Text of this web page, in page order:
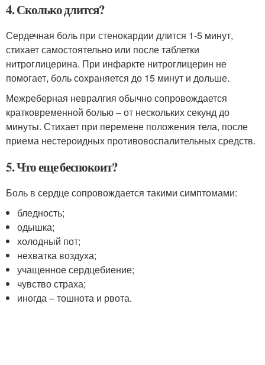
4. Сколько длится?
Сердечная боль при стенокардии длится 1-5 минут,
стихает самостоятельно или после таблетки
нитроглицерина. При инфаркте нитроглицерин не
помогает, боль сохраняется до 15 минут и дольше.
Межреберная невралгия обычно сопровождается
кратковременной болью – от нескольких секунд до
минуты. Стихает при перемене положения тела, после
приема нестероидных противовоспалительных средств.
5. Что еще беспокоит?
Боль в сердце сопровождается такими симптомами:
бледность;
одышка;
холодный пот;
нехватка воздуха;
учащенное сердцебиение;
чувство страха;
иногда – тошнота и рвота.